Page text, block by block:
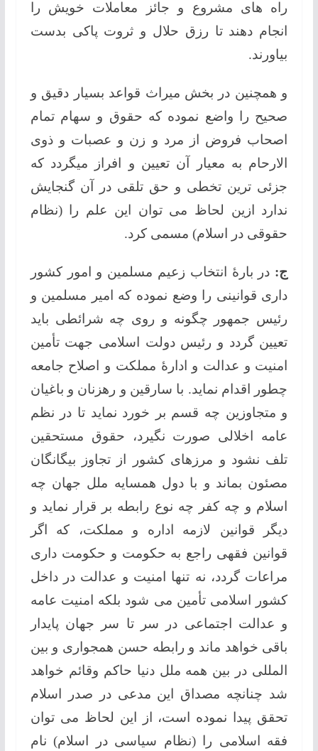
راه های مشروع و جائز معاملات خویش را
انجام دهند تا رزق حلال و ثروت پاکی بدست
بیاورند.
و همچنین در بخش میراث قواعد بسیار دقیق و
صحیح را واضع نموده که حقوق و سهام تمام
اصحاب فروض از مرد و زن و عصبات و ذوی
الارحام به معیار آن تعیین و افراز میگردد که
جزئی ترین تخطی و حق تلقی در آن گنجایش
ندارد ازین لحاظ می توان این علم را (نظام
حقوقی در اسلام) مسمی کرد.
ج: در بارۀ انتخاب زعیم مسلمین و امور کشور
داری قوانینی را وضع نموده که امیر مسلمین و
رئیس جمهور چگونه و روی چه شرائطی باید
تعیین گردد و رئیس دولت اسلامی جهت تأمین
امنیت و عدالت و ادارۀ مملکت و اصلاح جامعه
چطور اقدام نماید. با سارقین و رهزنان و باغیان
و متجاوزین چه قسم بر خورد نماید تا در نظم
عامه اخلالی صورت نگیرد، حقوق مستحقین
تلف نشود و مرزهای کشور از تجاوز بیگانگان
مصئون بماند و با دول همسایه ملل جهان چه
اسلام و چه کفر چه نوع رابطه بر قرار نماید و
دیگر قوانین لازمه اداره و مملکت، که اگر
قوانین فقهی راجع به حکومت و حکومت داری
مراعات گردد، نه تنها امنیت و عدالت در داخل
کشور اسلامی تأمین می شود بلکه امنیت عامه
و عدالت اجتماعی در سر تا سر جهان پایدار
باقی خواهد ماند و رابطه حسن همجواری و بین
المللی در بین همه ملل دنیا حاکم وقائم خواهد
شد چنانچه مصداق این مدعی در صدر اسلام
تحقق پیدا نموده است، از این لحاظ می توان
فقه اسلامی را (نظام سیاسی در اسلام) نام